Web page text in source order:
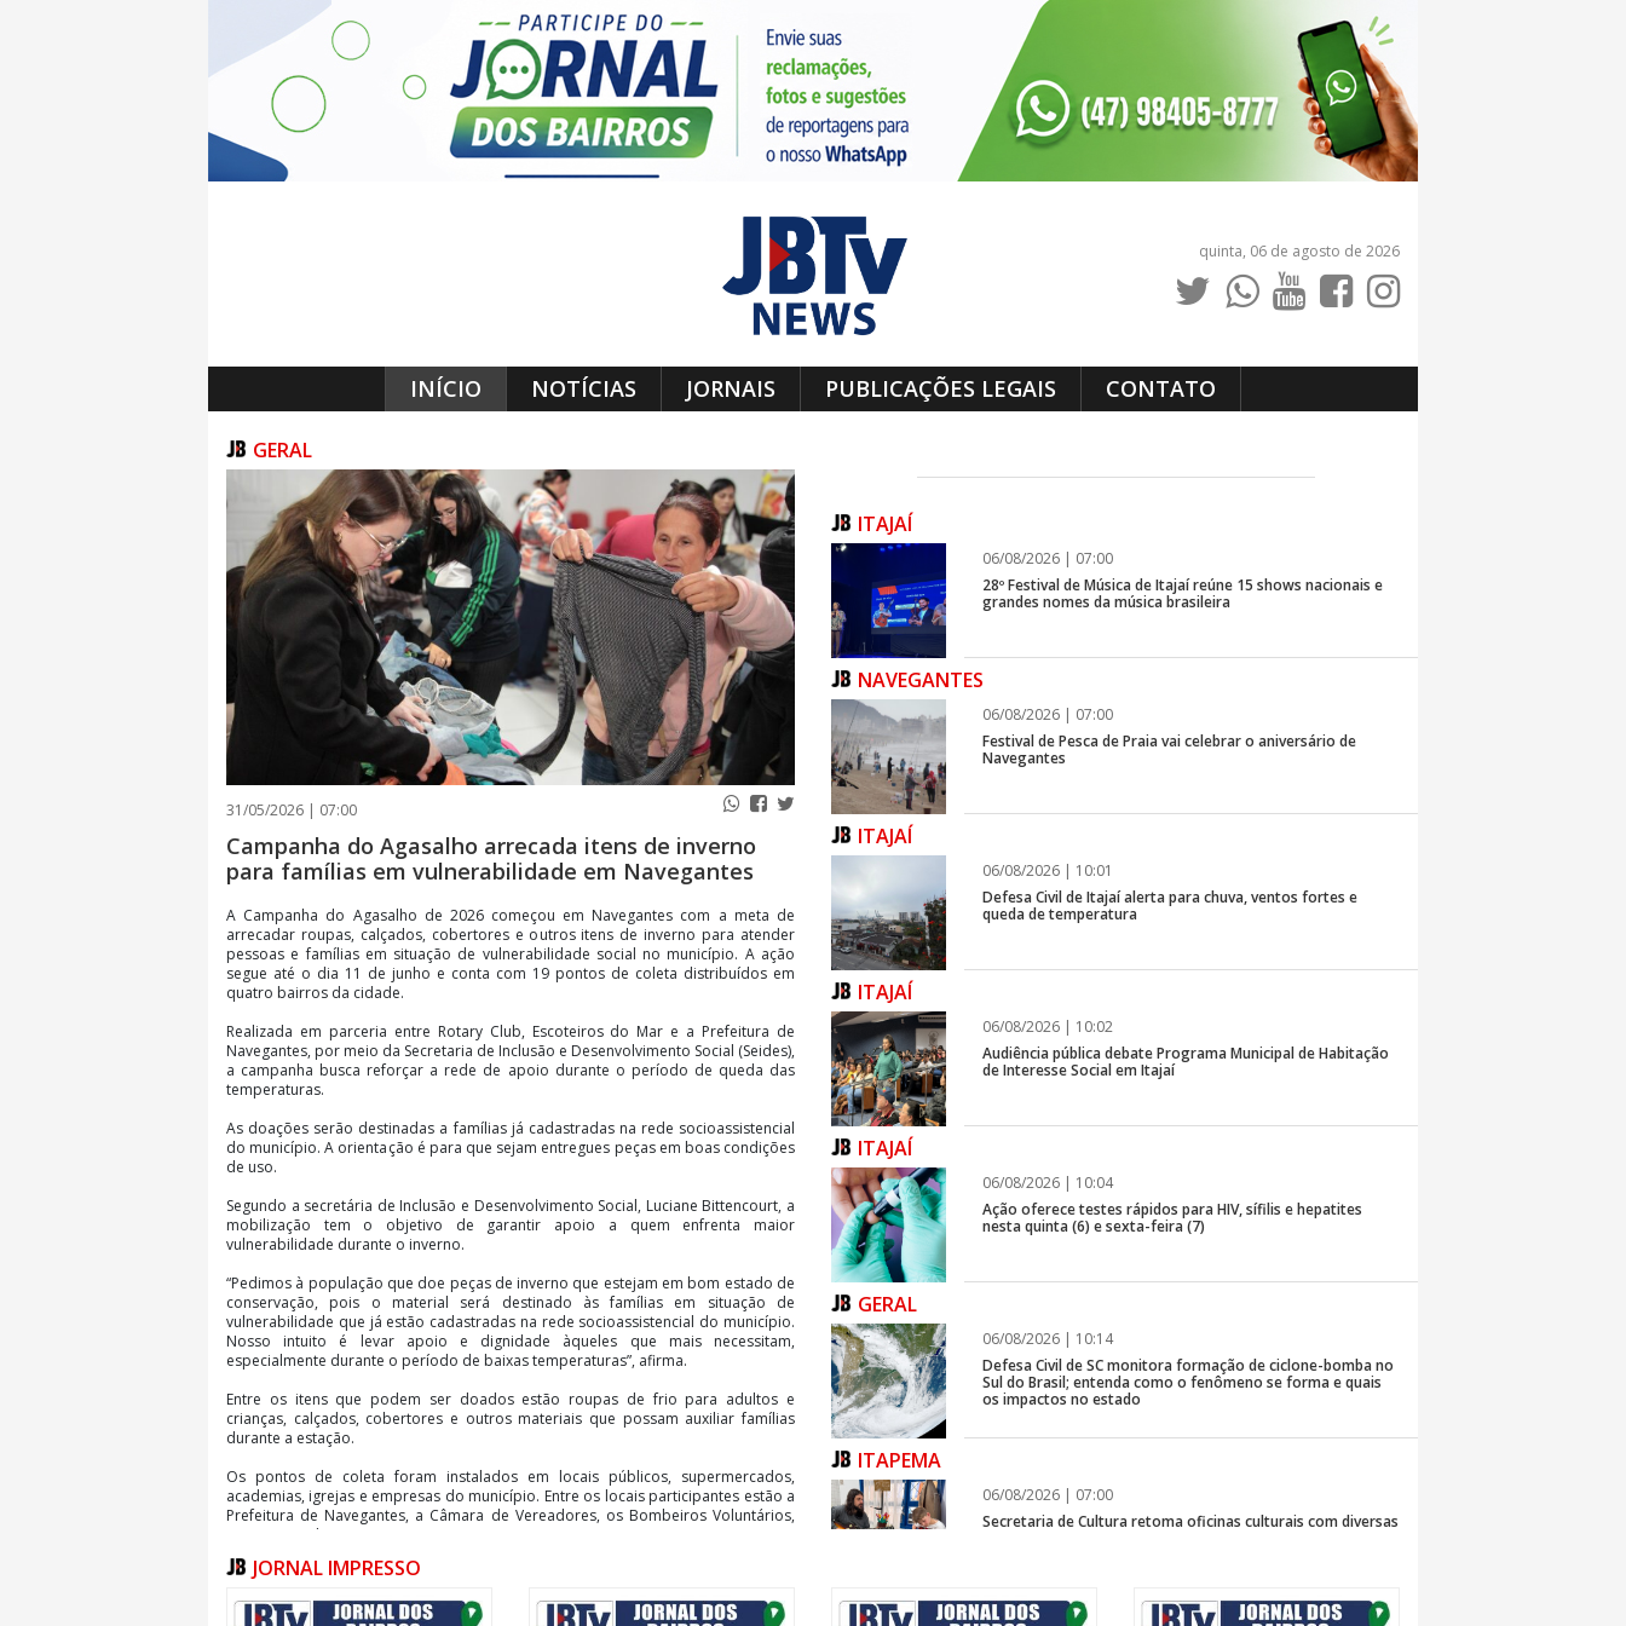
quinta, 06 de agosto de 2026
INÍCIO NOTÍCIAS JORNAIS PUBLICAÇÕES LEGAIS CONTATO
GERAL
31/05/2026 | 07:00
Campanha do Agasalho arrecada itens de inverno
para famílias em vulnerabilidade em Navegantes
A Campanha do Agasalho de 2026 começou em Navegantes com a meta de
arrecadar roupas, calçados, cobertores e outros itens de inverno para atender
pessoas e famílias em situação de vulnerabilidade social no município. A ação
segue até o dia 11 de junho e conta com 19 pontos de coleta distribuídos em
quatro bairros da cidade.
Realizada em parceria entre Rotary Club, Escoteiros do Mar e a Prefeitura de
Navegantes, por meio da Secretaria de Inclusão e Desenvolvimento Social (Seides),
a campanha busca reforçar a rede de apoio durante o período de queda das
temperaturas.
As doações serão destinadas a famílias já cadastradas na rede socioassistencial
do município. A orientação é para que sejam entregues peças em boas condições
de uso.
Segundo a secretária de Inclusão e Desenvolvimento Social, Luciane Bittencourt, a
mobilização tem o objetivo de garantir apoio a quem enfrenta maior
vulnerabilidade durante o inverno.
“Pedimos à população que doe peças de inverno que estejam em bom estado de
conservação, pois o material será destinado às famílias em situação de
vulnerabilidade que já estão cadastradas na rede socioassistencial do município.
Nosso intuito é levar apoio e dignidade àqueles que mais necessitam,
especialmente durante o período de baixas temperaturas”, afirma.
Entre os itens que podem ser doados estão roupas de frio para adultos e
crianças, calçados, cobertores e outros materiais que possam auxiliar famílias
durante a estação.
Os pontos de coleta foram instalados em locais públicos, supermercados,
academias, igrejas e empresas do município. Entre os locais participantes estão a
Prefeitura de Navegantes, a Câmara de Vereadores, os Bombeiros Voluntários,
supermercados e instituições parceiras.
Confira os 19 pontos de coleta:
Prefeitura Municipal de Navegantes (Rua João Emílio, 100 – Centro)
ITAJAÍ
06/08/2026 | 07:00
28º Festival de Música de Itajaí reúne 15 shows nacionais e
grandes nomes da música brasileira
NAVEGANTES
06/08/2026 | 07:00
Festival de Pesca de Praia vai celebrar o aniversário de
Navegantes
ITAJAÍ
06/08/2026 | 10:01
Defesa Civil de Itajaí alerta para chuva, ventos fortes e
queda de temperatura
ITAJAÍ
06/08/2026 | 10:02
Audiência pública debate Programa Municipal de Habitação
de Interesse Social em Itajaí
ITAJAÍ
06/08/2026 | 10:04
Ação oferece testes rápidos para HIV, sífilis e hepatites
nesta quinta (6) e sexta-feira (7)
GERAL
06/08/2026 | 10:14
Defesa Civil de SC monitora formação de ciclone-bomba no
Sul do Brasil; entenda como o fenômeno se forma e quais
os impactos no estado
ITAPEMA
06/08/2026 | 07:00
Secretaria de Cultura retoma oficinas culturais com diversas
BALNEÁRIO CAMBORIÚ
JORNAL IMPRESSO